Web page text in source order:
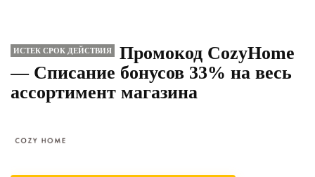
ИСТЕК СРОК ДЕЙСТВИЯ
Промокод CozyHome
— Списание бонусов 33% на весь
ассортимент магазина